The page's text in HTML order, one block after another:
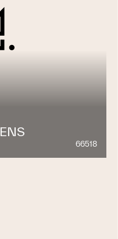
66518